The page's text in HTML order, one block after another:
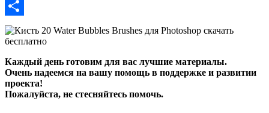
Telegram
Отправить
Каждый день готовим для вас лучшие материалы.
Очень надеемся на вашу помощь в поддержке и развитии
проекта!
Пожалуйста, не стесняйтесь помочь.